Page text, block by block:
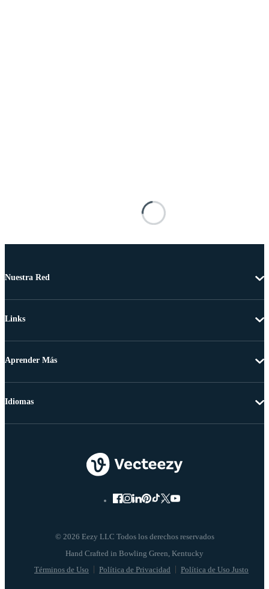
Nuestra Red
Links
Aprender Más
© 2026 Eezy LLC Todos los derechos reservados
Términos de Uso Política de Privacidad Política de Uso Justo
Idiomas